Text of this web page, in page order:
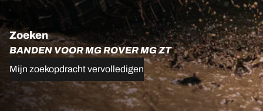
Zoeken
BANDEN VOOR MG ROVER MG ZT
Mijn zoekopdracht vervolledigen